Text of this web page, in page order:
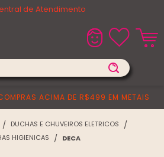
de Atendimento
ACIMA DE R$499 EM METAIS
DUCHAS E CHUVEIROS ELETRICOS
HIGIENICAS
DECA